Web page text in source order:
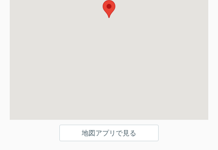
地図アプリで見る